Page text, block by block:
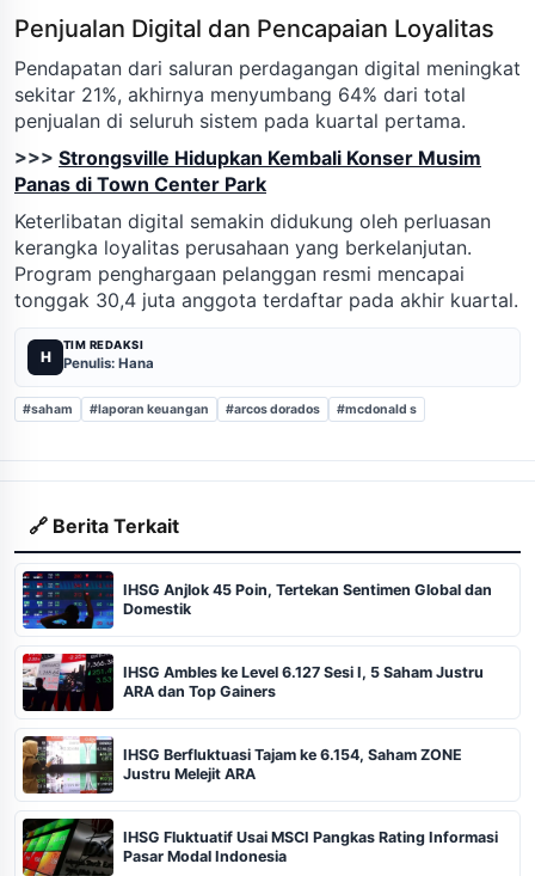
Penjualan Digital dan Pencapaian Loyalitas
Pendapatan dari saluran perdagangan digital meningkat
sekitar 21%, akhirnya menyumbang 64% dari total
penjualan di seluruh sistem pada kuartal pertama.
>>> Strongsville Hidupkan Kembali Konser Musim
Panas di Town Center Park
Keterlibatan digital semakin didukung oleh perluasan
kerangka loyalitas perusahaan yang berkelanjutan.
Program penghargaan pelanggan resmi mencapai
tonggak 30,4 juta anggota terdaftar pada akhir kuartal.
H
TIM REDAKSI
Penulis: Hana
#saham #laporan keuangan #arcos dorados #mcdonald s
🔗 Berita Terkait
IHSG Anjlok 45 Poin, Tertekan Sentimen Global dan
Domestik
IHSG Ambles ke Level 6.127 Sesi I, 5 Saham Justru
ARA dan Top Gainers
IHSG Berfluktuasi Tajam ke 6.154, Saham ZONE
Justru Melejit ARA
IHSG Fluktuatif Usai MSCI Pangkas Rating Informasi
Pasar Modal Indonesia